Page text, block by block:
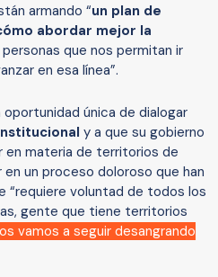
armando “un plan de
abordar mejor la
personas que nos permitan ir
en esa línea”.
oportunidad única de dialogar
y a que su gobierno
materia de territorios de
un proceso doloroso que han
“requiere voluntad de todos los
gente que tiene territorios
vamos a seguir desangrando